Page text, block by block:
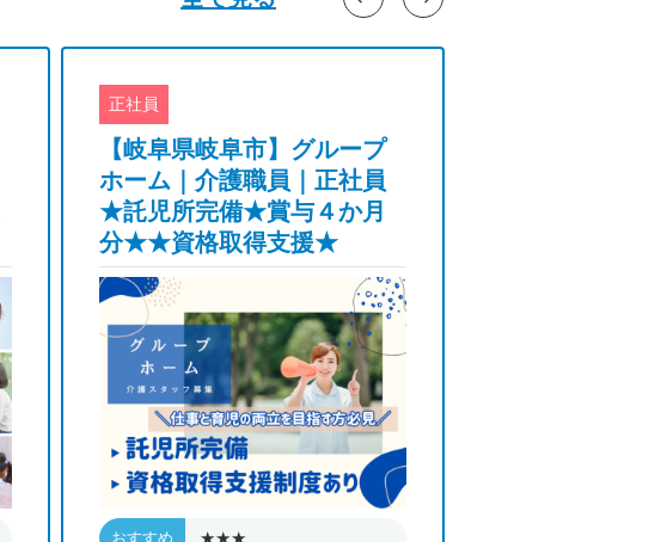
正社員
【岐阜県岐阜市】グループ
ホーム｜介護職員｜正社員
★託児所完備★賞与４か月
分★★資格取得支援★
おすすめ